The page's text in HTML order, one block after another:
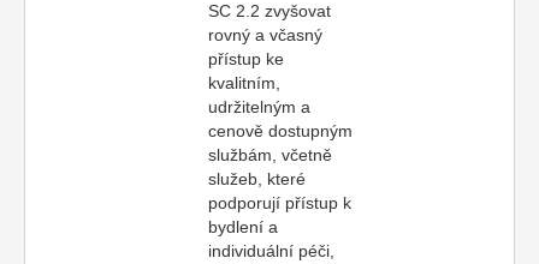
SC 2.2 zvyšovat
rovný a včasný
přístup ke
kvalitním,
udržitelným a
cenově dostupným
službám, včetně
služeb, které
podporují přístup k
bydlení a
individuální péči,